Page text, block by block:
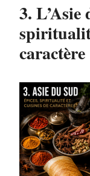
3. L’Asie
caractère